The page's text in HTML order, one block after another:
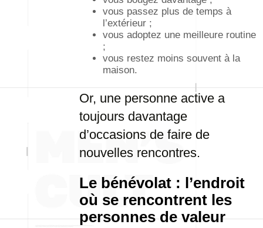
vous passez plus de temps à
l’extérieur ;
vous adoptez une meilleure routine
;
vous restez moins souvent à la
maison.
Or, une personne active a
toujours davantage
d’occasions de faire de
nouvelles rencontres.
Le bénévolat : l’endroit
où se rencontrent les
personnes de valeur